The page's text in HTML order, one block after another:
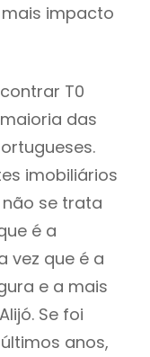
impacto
T0
das
imobiliários
se trata
é a
vez que é a
e a mais
Se foi
anos,